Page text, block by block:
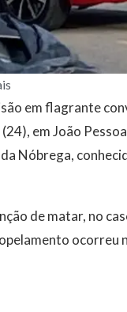
em flagrante
em João
Nóbrega,
de matar, no
ocorreu